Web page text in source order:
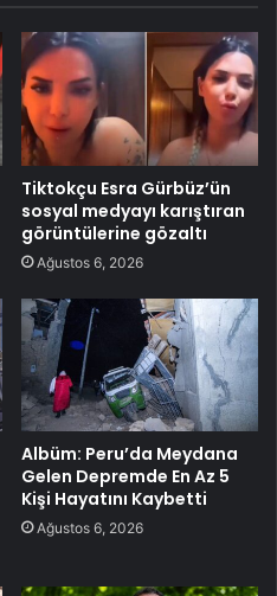
Tiktokçu Esra Gürbüz’ün
sosyal medyayı karıştıran
görüntülerine gözaltı
Ağustos 6, 2026
Albüm: Peru’da Meydana
Gelen Depremde En Az 5
Kişi Hayatını Kaybetti
Ağustos 6, 2026